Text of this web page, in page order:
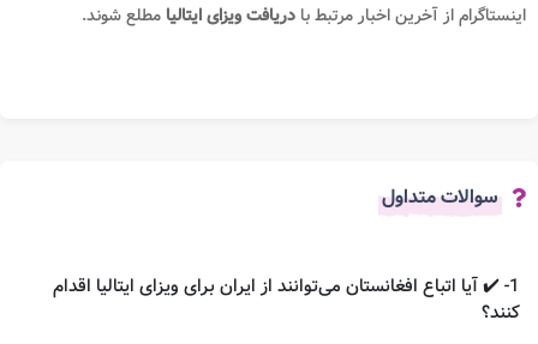
اینستاگرام از آخرین اخبار مرتبط با دریافتویزای ایتالیا مطلع شوند.
سوالات متداول
1- ✔️ آیا اتباع افغانستان می‌توانند از ایران برای ویزای ایتالیا اقدام
کنند؟